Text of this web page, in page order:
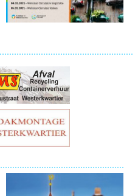
Bedrijven van Vroeger